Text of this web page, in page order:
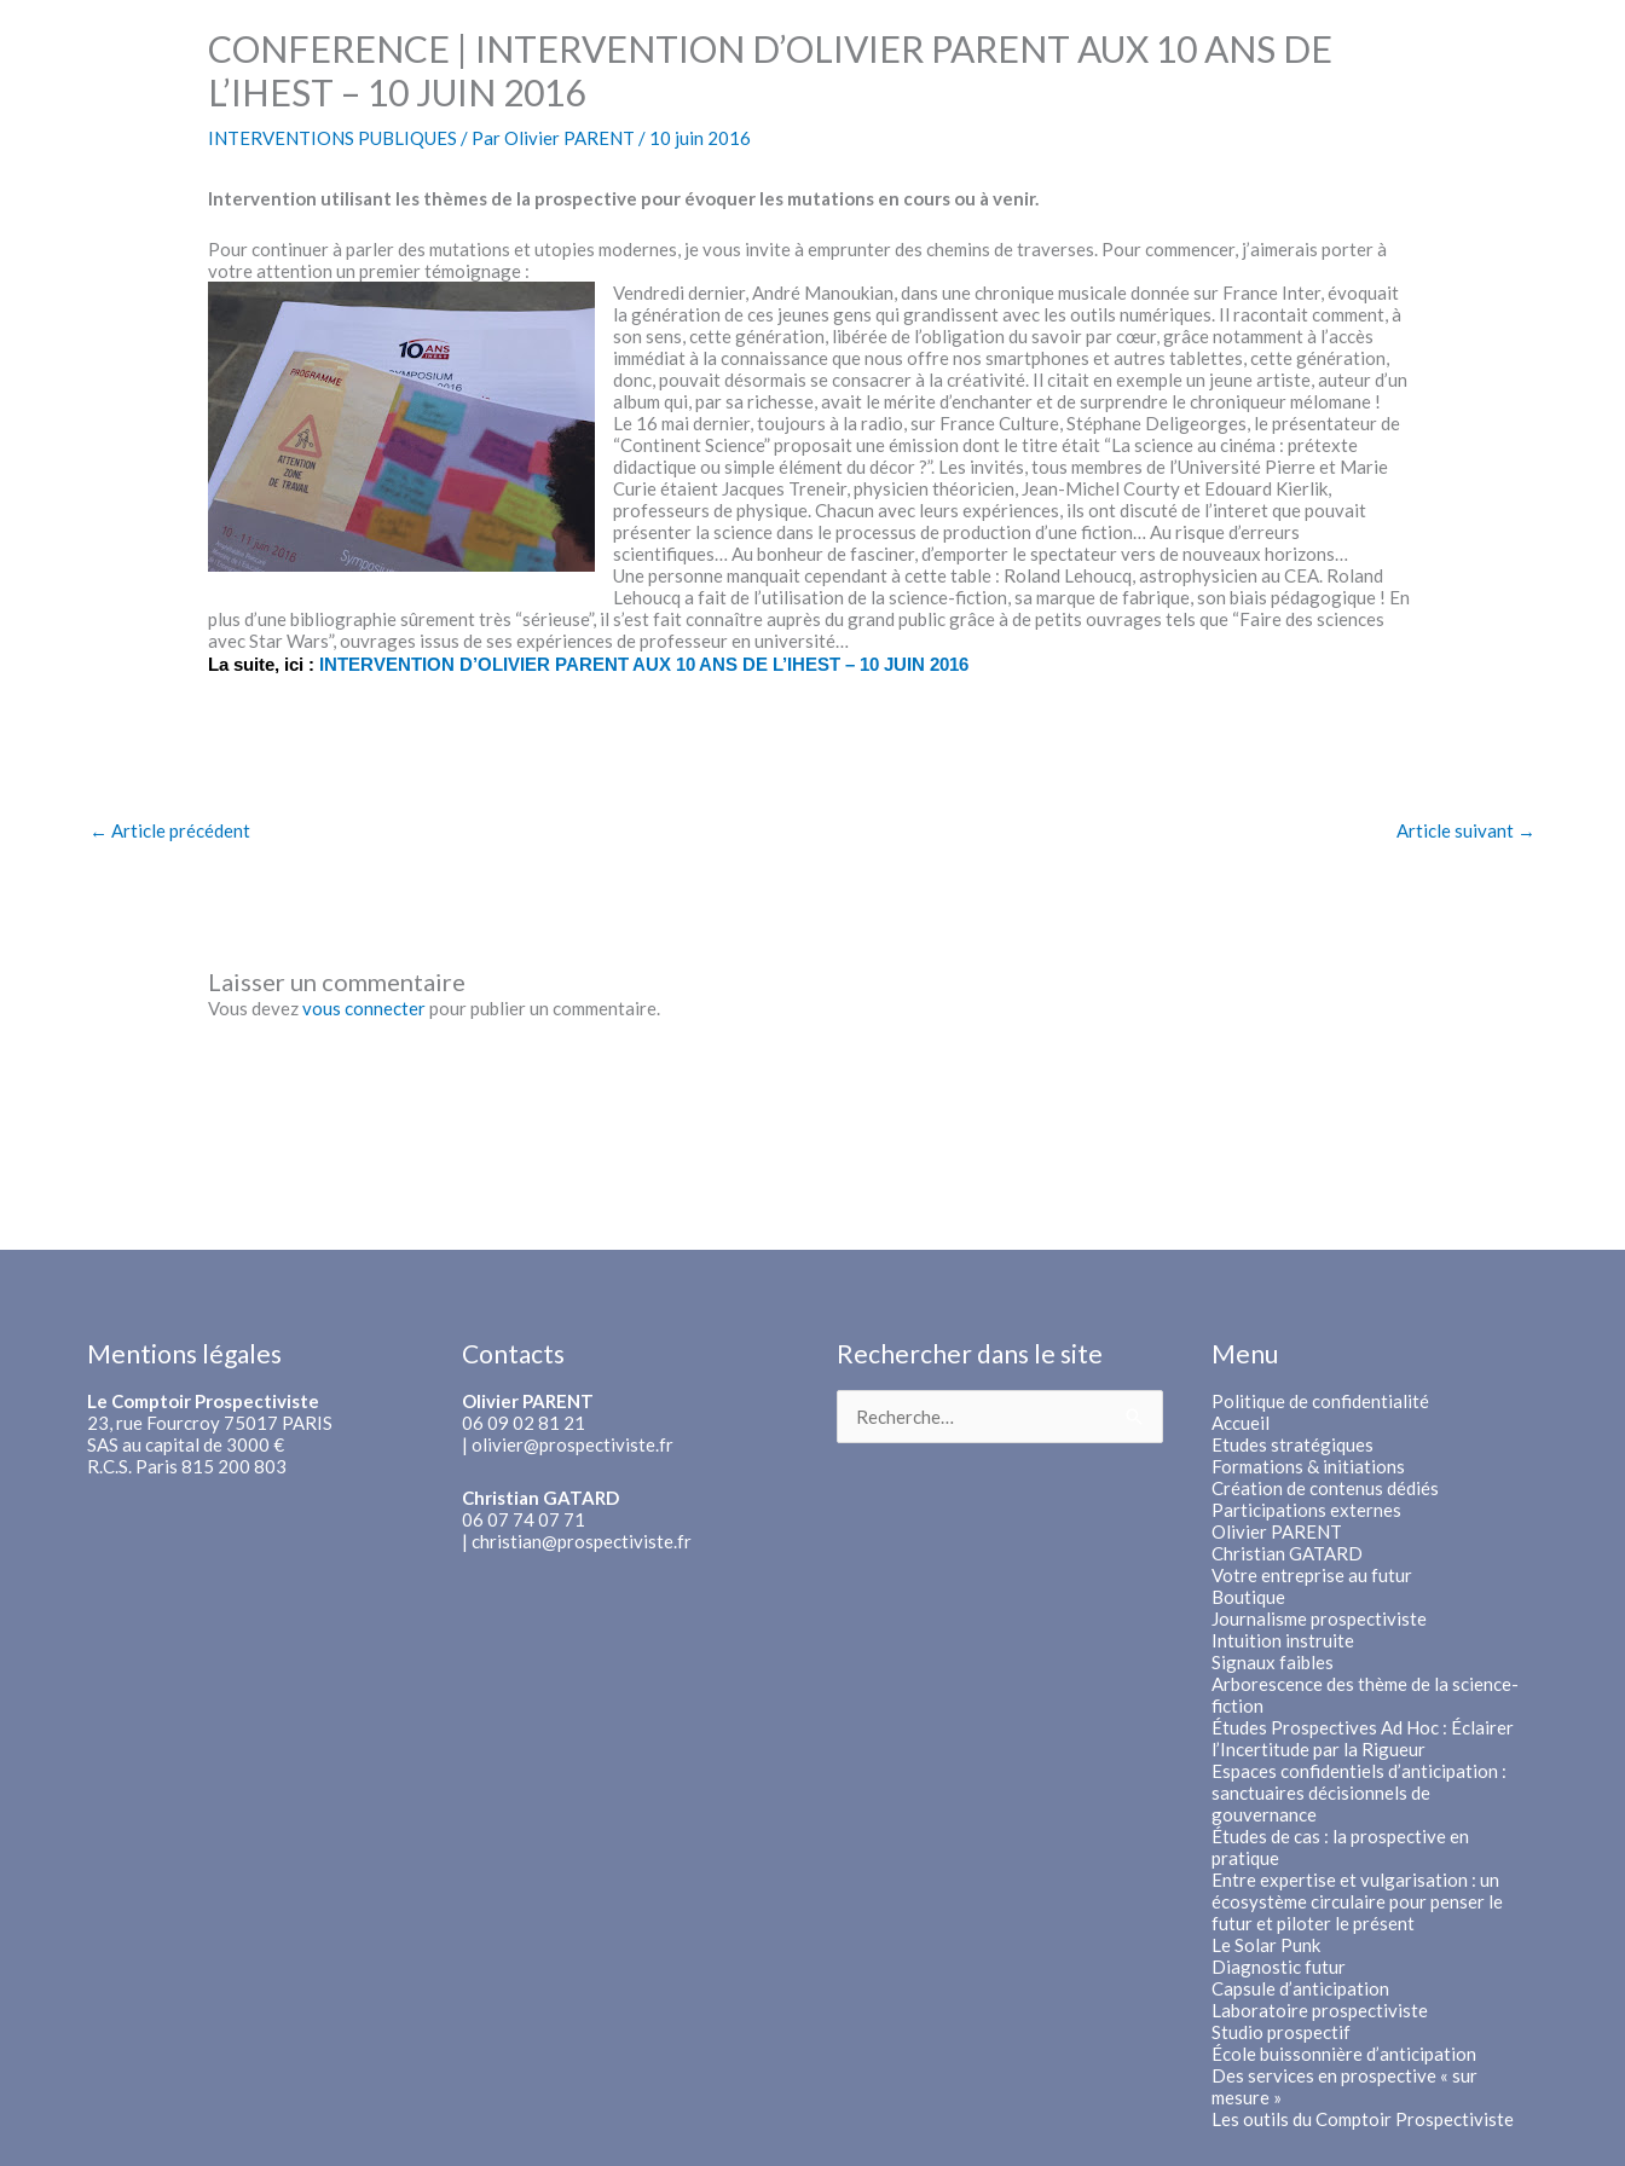
CONFERENCE | INTERVENTION D’OLIVIER PARENT AUX 10 ANS DE
L’IHEST – 10 JUIN 2016
INTERVENTIONS PUBLIQUES / ParOlivier PARENT/ 10 juin 2016
Intervention utilisant les thèmes de la prospective pour évoquer les mutations en cours ou à venir.
Pour continuer à parler des mutations et utopies modernes, je vous invite à emprunter des chemins de traverses. Pour commencer, j’aimerais porter à
votre attention un premier témoignage :
Vendredi dernier, André Manoukian, dans une chronique musicale donnée sur France Inter, évoquait
la génération de ces jeunes gens qui grandissent avec les outils numériques. Il racontait comment, à
son sens, cette génération, libérée de l’obligation du savoir par cœur, grâce notamment à l’accès
immédiat à la connaissance que nous offre nos smartphones et autres tablettes, cette génération,
donc, pouvait désormais se consacrer à la créativité. Il citait en exemple un jeune artiste, auteur d’un
album qui, par sa richesse, avait le mérite d’enchanter et de surprendre le chroniqueur mélomane !
Le 16 mai dernier, toujours à la radio, sur France Culture, Stéphane Deligeorges, le présentateur de
“Continent Science” proposait une émission dont le titre était “La science au cinéma : prétexte
didactique ou simple élément du décor ?”. Les invités, tous membres de l’Université Pierre et Marie
Curie étaient Jacques Treneir, physicien théoricien, Jean-Michel Courty et Edouard Kierlik,
professeurs de physique. Chacun avec leurs expériences, ils ont discuté de l’interet que pouvait
présenter la science dans le processus de production d’une fiction… Au risque d’erreurs
scientifiques… Au bonheur de fasciner, d’emporter le spectateur vers de nouveaux horizons…
Une personne manquait cependant à cette table : Roland Lehoucq, astrophysicien au CEA. Roland
Lehoucq a fait de l’utilisation de la science-fiction, sa marque de fabrique, son biais pédagogique ! En
plus d’une bibliographie sûrement très “sérieuse”, il s’est fait connaître auprès du grand public grâce à de petits ouvrages tels que “Faire des sciences
avec Star Wars”, ouvrages issus de ses expériences de professeur en université…
La suite, ici : INTERVENTION D’OLIVIER PARENT AUX 10 ANS DE L’IHEST – 10 JUIN 2016
← Article précédent Article suivant →
Laisser un commentaire
Vous devezvous connecterpour publier un commentaire.
Mentions légales
Le Comptoir Prospectiviste
23, rue Fourcroy 75017 PARIS
SAS au capital de 3000 €
R.C.S. Paris 815 200 803
Contacts
Olivier PARENT
06 09 02 81 21
| olivier@prospectiviste.fr
Christian GATARD
06 07 74 07 71
| christian@prospectiviste.fr
Rechercher dans le site
Rechercher :
Menu
Politique de confidentialité
Accueil
Etudes stratégiques
Formations & initiations
Création de contenus dédiés
Participations externes
Olivier PARENT
Christian GATARD
Votre entreprise au futur
Boutique
Journalisme prospectiviste
Intuition instruite
Signaux faibles
Arborescence des thème de la science-
fiction
Études Prospectives Ad Hoc : Éclairer
l’Incertitude par la Rigueur
Espaces confidentiels d’anticipation :
sanctuaires décisionnels de
gouvernance
Études de cas : la prospective en
pratique
Entre expertise et vulgarisation : un
écosystème circulaire pour penser le
futur et piloter le présent
Le Solar Punk
Diagnostic futur
Capsule d’anticipation
Laboratoire prospectiviste
Studio prospectif
École buissonnière d’anticipation
Des services en prospective « sur
mesure »
Les outils du Comptoir Prospectiviste